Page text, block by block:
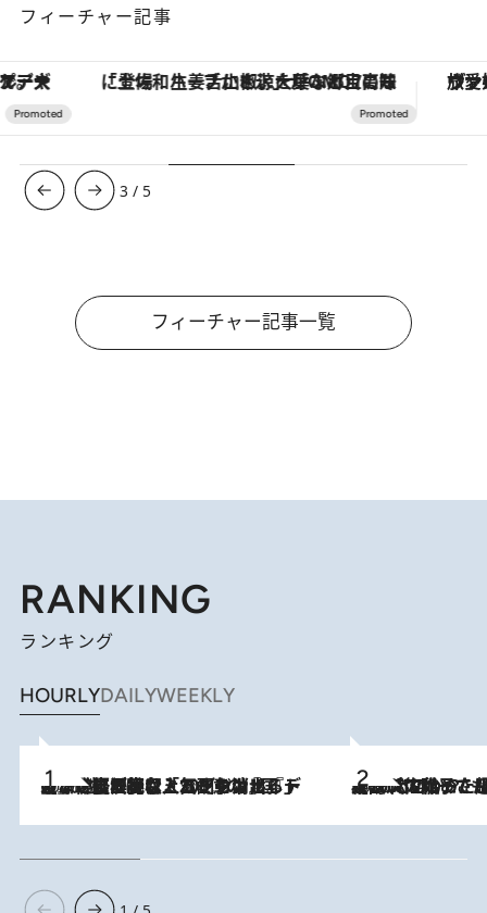
フィーチャー記事
「土佐和ハーブかき氷」がOMO7高知に登場！生姜、山椒、大葉など目にも舌にも涼を呼ぶ郷土の味 ヴァシュロン・コンス
3 / 5
フィーチャー記事一覧
RANKING
ランキング
HOURLYDAILYWEEKLY
2026.8.5
【なぜ吉沢亮は「気配を消せる」のか？】興行収入208億の『国宝』を経て挑むミュージカル『ディア・エヴァン・ハンセン』。トップ俳優が舞台上でさらけ出した“孤独”とは 2026.8.5
【阿川佐和子さんの年とる力】なぜ70代で始めた趣味は“こんなに楽しい”のか？ ピアノ、俳句…スランプに陥っても続けられる“ある秘訣”とは